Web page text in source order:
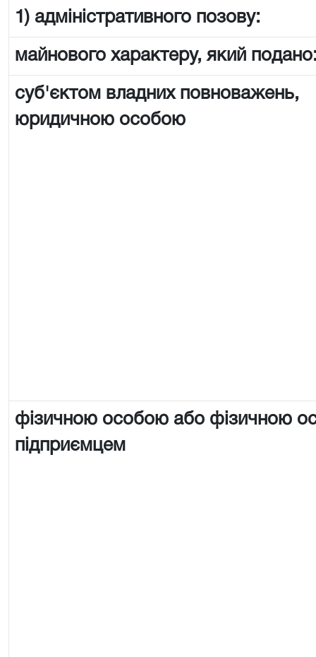
1) адміністративного позову:
майнового характеру, який
суб'єктом владних повноважень,
юридичною особою
фізичною особою або фізичною
підприємцем